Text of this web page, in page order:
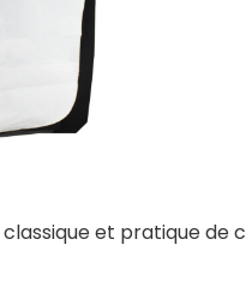
classique et pratique de